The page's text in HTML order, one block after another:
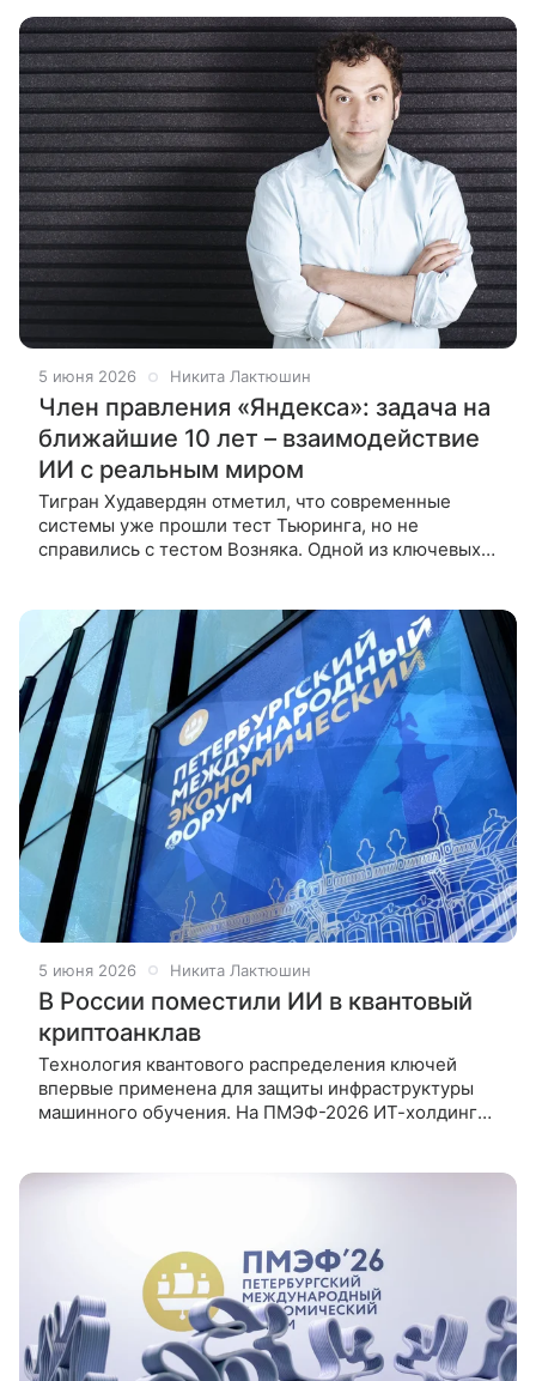
5 июня 2026 Никита Лактюшин
Член правления «Яндекса»: задача на
ближайшие 10 лет – взаимодействие
ИИ с реальным миром
Тигран Худавердян отметил, что современные
системы уже прошли тест Тьюринга, но не
справились с тестом Возняка. Одной из ключевых
5 июня 2026 Никита Лактюшин
В России поместили ИИ в квантовый
криптоанклав
Технология квантового распределения ключей
впервые применена для защиты инфраструктуры
машинного обучения. На ПМЭФ-2026 ИТ-холдинг